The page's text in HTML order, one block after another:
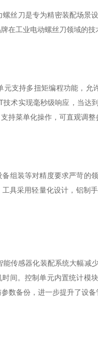
丝刀是专为精密装配场
在工业电动螺丝刀领域的
支持多扭矩编程功能，
术实现毫秒级响应，当
持菜单化操作，可直观调
组装等对精度要求严苛的
具采用轻量化设计，铝制
传感器化装配系统大幅减
间。控制单元内置统计模
数备份，进一步提升了设备